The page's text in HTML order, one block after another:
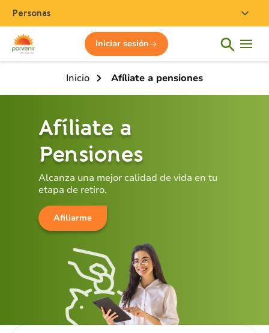
Personas
Iniciar sesión
Inicio Afíliate a pensiones
Afíliate a
Pensiones
Alcanza una mejor calidad de vida en tu
etapa de retiro.
Afiliarme